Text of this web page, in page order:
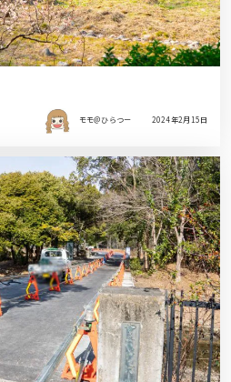
モモ＠ひらつー 2024年2月15日